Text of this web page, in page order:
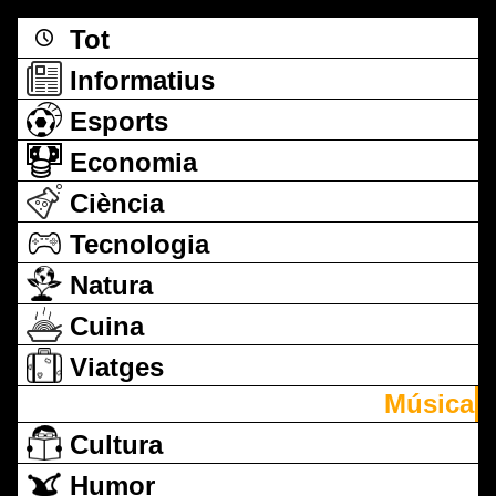
Tot
Informatius
Esports
Economia
Ciència
Tecnologia
Natura
Cuina
Viatges
Música
Cultura
Humor